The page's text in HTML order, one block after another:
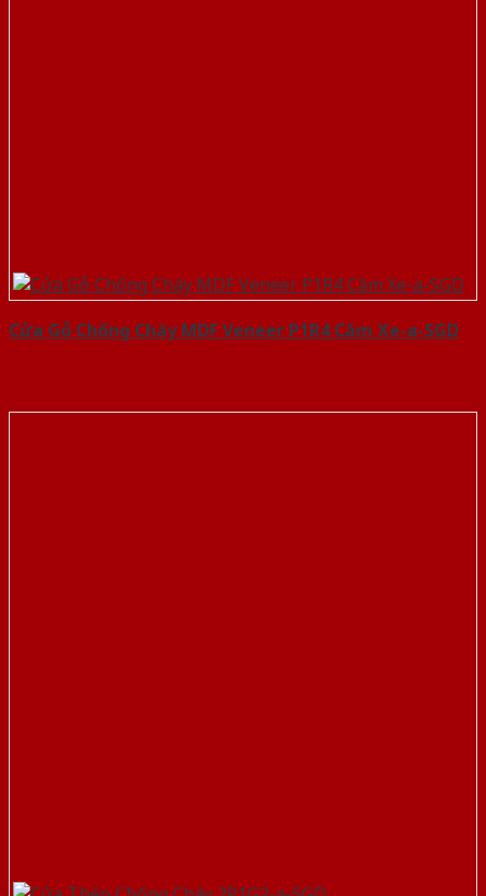
Cửa Gỗ Chống Cháy MDF Veneer P1R4 Căm Xe-a-SGD